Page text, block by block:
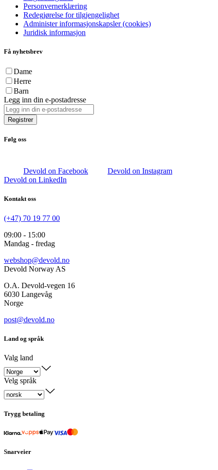
Personvernerklæring
Redegjørelse for tilgjengelighet
Administer informasjonskapsler (cookies)
Juridisk informasjon
Få nyhetsbrev
Dame
Herre
Barn
Legg inn din e-postadresse
Registrer
Følg oss
Devold on Facebook
Devold on Instagram
Devold on LinkedIn
Kontakt oss
(+47) 70 19 77 00
09:00 - 15:00
Mandag - fredag
webshop@devold.no
Devold Norway AS
O.A. Devold-vegen 16
6030 Langevåg
Norge
post@devold.no
Land og språk
Valg land
Velg språk
Trygg betaling
Snarveier